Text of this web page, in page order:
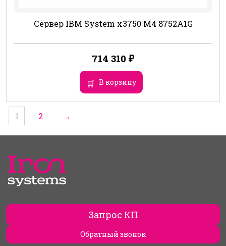
Сервер IBM System x3750 M4 8752A1G
714 310 ₽
В корзину
1 2 →
Запрос КП
Обратный звонок